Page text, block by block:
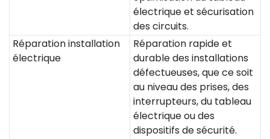
électrique et sécurisation
des circuits.
Réparation installation
électrique
Réparation rapide et
durable des installations
défectueuses, que ce soit
au niveau des prises, des
interrupteurs, du tableau
électrique ou des
dispositifs de sécurité.